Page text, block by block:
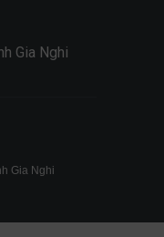
Gia Nghi
Gia Nghi